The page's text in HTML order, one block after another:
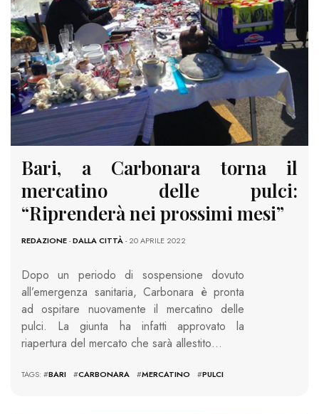
Bari, a Carbonara torna il
mercatino delle pulci:
“Riprenderà nei prossimi mesi”
REDAZIONE-DALLA CITTÀ- 20 APRILE 2022
Dopo un periodo di sospensione dovuto
all’emergenza sanitaria, Carbonara è pronta
ad ospitare nuovamente il mercatino delle
pulci. La giunta ha infatti approvato la
riapertura del mercato che sarà allestito…
TAGS: #BARI #CARBONARA #MERCATINO #PULCI